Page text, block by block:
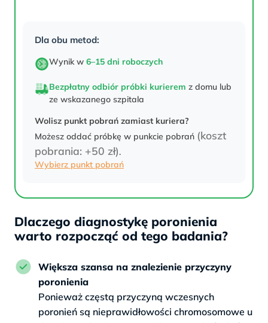
Dla obu metod:
Wynik w 6–15 dni roboczych
Bezpłatny odbiór próbki kurierem z domu lub
ze wskazanego szpitala
Wolisz punkt pobrań zamiast kuriera?
Możesz oddać próbkę w punkcie pobrań (koszt
pobrania: +50 zł).
Wybierz punkt pobrań
Dlaczego diagnostykę poronienia
warto rozpocząć od tego badania?
Większa szansa na znalezienie przyczyny
poronienia
Ponieważ częstą przyczyną wczesnych
poronień są nieprawidłowości chromosomowe u